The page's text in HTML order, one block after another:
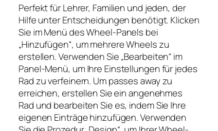
Perfekt für Lehrer, Familien und jeden, der
Hilfe unter Entscheidungen benötigt. Klicken
Sie im Menü des Wheel-Panels bei
„Hinzufügen“, um mehrere Wheels zu
erstellen. Verwenden Sie „Bearbeiten“ im
Panel-Menü, um Ihre Einstellungen für jedes
Rad zu verfeinern. Um passes away zu
erreichen, erstellen Sie ein angenehmes
Rad und bearbeiten Sie es, indem Sie Ihre
eigenen Einträge hinzufügen. Verwenden